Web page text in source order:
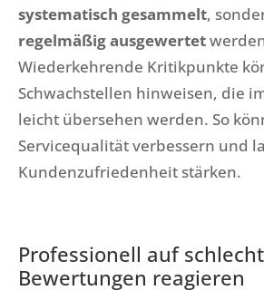
systematisch gesammelt,
regelmäßig ausgewertet
Wiederkehrende Kritikpunkte
Schwachstellen hinweisen, die
leicht übersehen werden. So
Servicequalität verbessern und
Kundenzufriedenheit stärken.
Professionell auf
Bewertungen reagieren